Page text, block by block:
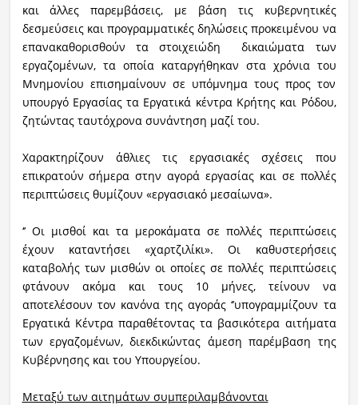
και άλλες παρεμβάσεις, με βάση τις κυβερνητικές
δεσμεύσεις και προγραμματικές δηλώσεις προκειμένου να
επανακαθορισθούν τα στοιχειώδη δικαιώματα των
εργαζομένων, τα οποία καταργήθηκαν στα χρόνια του
Μνημονίου επισημαίνουν σε υπόμνημα τους προς τον
υπουργό Εργασίας τα Εργατικά κέντρα Κρήτης και Ρόδου,
ζητώντας ταυτόχρονα συνάντηση μαζί του.
Χαρακτηρίζουν άθλιες τις εργασιακές σχέσεις που
επικρατούν σήμερα στην αγορά εργασίας και σε πολλές
περιπτώσεις θυμίζουν «εργασιακό μεσαίωνα».
‘’ Οι μισθοί και τα μεροκάματα σε πολλές περιπτώσεις
έχουν καταντήσει «χαρτζιλίκι». Οι καθυστερήσεις
καταβολής των μισθών οι οποίες σε πολλές περιπτώσεις
φτάνουν ακόμα και τους 10 μήνες, τείνουν να
αποτελέσουν τον κανόνα της αγοράς ‘’υπογραμμίζουν τα
Εργατικά Κέντρα παραθέτοντας τα βασικότερα αιτήματα
των εργαζομένων, διεκδικώντας άμεση παρέμβαση της
Κυβέρνησης και του Υπουργείου.
Μεταξύ των αιτημάτων συμπεριλαμβάνονται